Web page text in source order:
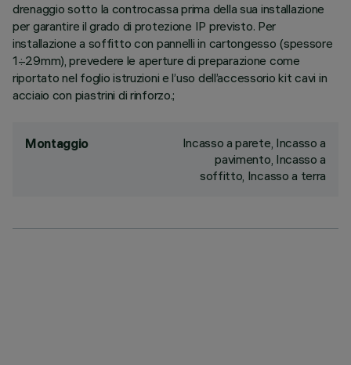
drenaggio sotto la controcassa prima della sua installazione
per garantire il grado di protezione IP previsto. Per
installazione a soffitto con pannelli in cartongesso (spessore
1÷29mm), prevedere le aperture di preparazione come
riportato nel foglio istruzioni e l’uso dell’accessorio kit cavi in
acciaio con piastrini di rinforzo.;
Montaggio
Incasso a parete, Incasso a
pavimento, Incasso a
soffitto, Incasso a terra